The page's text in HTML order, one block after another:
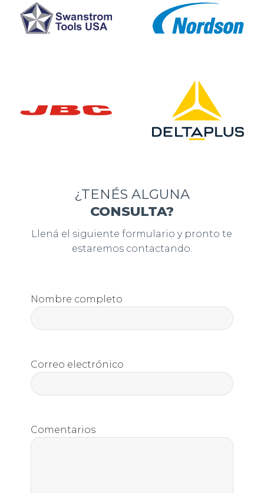
¿TENÉS ALGUNA
CONSULTA?
Llená el siguiente formulario y pronto te
estaremos contactando.
Nombre completo
Correo electrónico
Comentarios